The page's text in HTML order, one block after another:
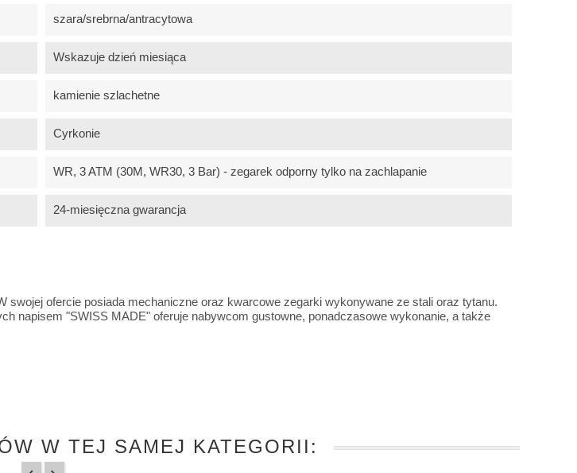
szara/srebrna/antracytowa
Wskazuje dzień miesiąca
kamienie szlachetne
Cyrkonie
WR, 3 ATM (30M, WR30, 3 Bar) - zegarek odporny tylko na zachlapanie
24-miesięczna gwarancja
ofercie posiada mechaniczne oraz kwarcowe zegarki wykonywane ze stali oraz tytanu.
napisem "SWISS MADE" oferuje nabywcom gustowne, ponadczasowe wykonanie, a także
W TEJ SAMEJ KATEGORII: